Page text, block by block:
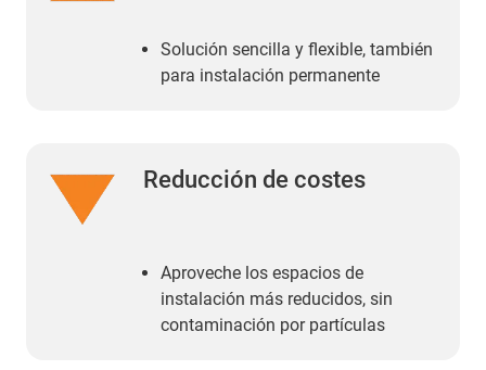
Solución sencilla y flexible, también
para instalación permanente
Reducción de costes
Aproveche los espacios de
instalación más reducidos, sin
contaminación por partículas